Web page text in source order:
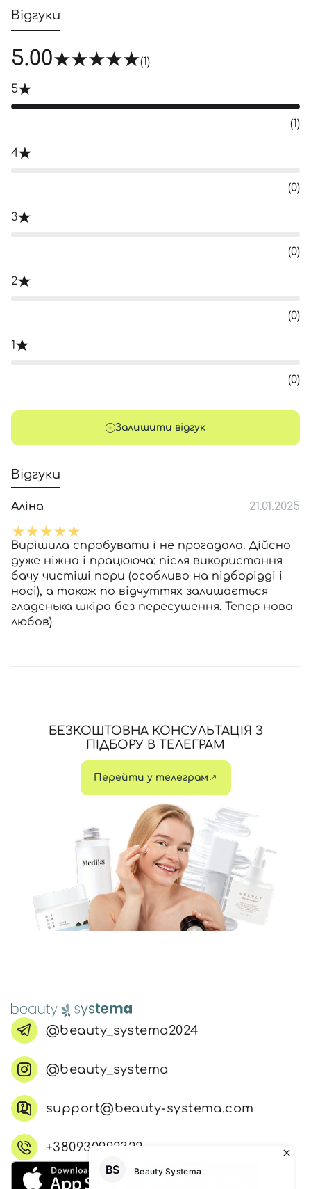
Відгуки
5.00 (1)
5
(1)
4
(0)
3
(0)
2
(0)
1
(0)
Залишити відгук
Відгуки
Аліна 21.01.2025
Вирішила спробувати і не прогадала. Дійсно
дуже ніжна і працююча: після використання
бачу чистіші пори (особливо на підборідді і
носі), а також по відчуттях залишається
гладенька шкіра без пересушення. Тепер нова
любов)
БЕЗКОШТОВНА КОНСУЛЬТАЦІЯ З
ПІДБОРУ В ТЕЛЕГРАМ
Перейти у телеграм
@beauty_systema2024
@beauty_systema
support@beauty-systema.com
+380930992322